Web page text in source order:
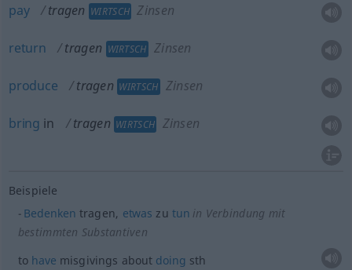
pay tragen WIRTSCH Zinsen
return tragen WIRTSCH Zinsen
produce tragen WIRTSCH Zinsen
bring in tragen WIRTSCH Zinsen
Beispiele
Bedenken tragen, etwas zutun in Verbindung mit
bestimmten Substantiven
to have misgivings about doing sth